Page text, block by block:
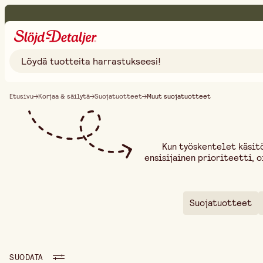
Etusivu Korjaa & säilytä Suojatuotteet Muut suojatuotteet
Kun työskentelet
ensisijainen prioriteetti,
käsineiden lisäksi on
hengityssuojaimeen
suojausvarusteita,
työympäristöihin.
Suojatuotteet
SUODATA